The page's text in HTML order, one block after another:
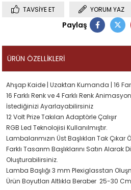
TAVSIYE ET YORUM YAZ
Paylaş
ÜRÜN ÖZELLIKLERI
Ahşap Kaide | Uzaktan Kumanda | 16
16 Farklı Renk ve 4 Farklı Renk
İstediğinizi Ayarlayabilirsiniz
12 Volt Prize Takılan Adaptörle Çalışır
RGB Led Teknolojisi Kullanılmıştır.
Lambalarımızın Üst Başlıkları Tak
Farklı Tasarım Başlıklarını Satın
Oluşturabilirsiniz.
Lamba Başlığı 3 mm Plexiglasstan
Ürün Boyutları Altlıkla Beraber 25-30 Cm